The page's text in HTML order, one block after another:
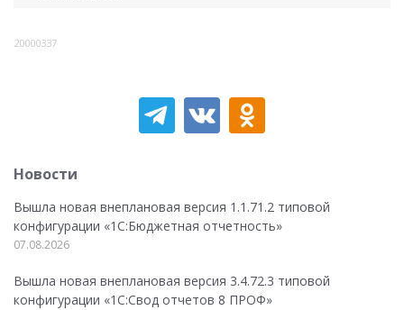
20000337
Новости
Вышла новая внеплановая версия 1.1.71.2 типовой
конфигурации «1C:Бюджетная отчетность»
07.08.2026
Вышла новая внеплановая версия 3.4.72.3 типовой
конфигурации «1C:Свод отчетов 8 ПРОФ»